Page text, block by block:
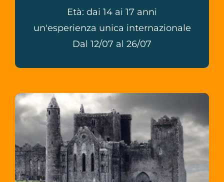
Età: dai 14 ai 17 anni
un'esperienza unica internazionale
Dal 12/07 al 26/07